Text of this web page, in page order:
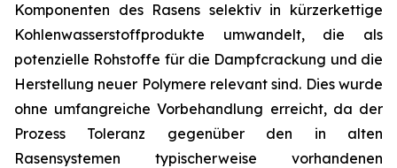
Komponenten des Rasens selektiv in kürzerkettige
Kohlenwasserstoffprodukte umwandelt, die als
potenzielle Rohstoffe für die Dampfcrackung und die
Herstellung neuer Polymere relevant sind. Dies wurde
ohne umfangreiche Vorbehandlung erreicht, da der
Prozess Toleranz gegenüber den in alten
Rasensystemen typischerweise vorhandenen